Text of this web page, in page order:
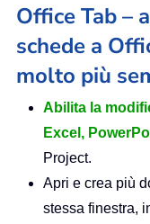
Office Tab –
schede a
molto più
Abilita la
Excel,
Project.
Apri e crea più
stessa finestra,